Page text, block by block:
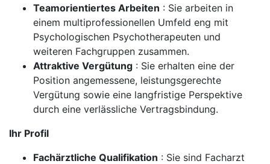
Teamorientiertes Arbeiten : Sie arbeiten in
einem multiprofessionellen Umfeld eng mit
Psychologischen Psychotherapeuten und
weiteren Fachgruppen zusammen.
Attraktive Vergütung : Sie erhalten eine der
Position angemessene, leistungsgerechte
Vergütung sowie eine langfristige Perspektive
durch eine verlässliche Vertragsbindung.
Ihr Profil
Fachärztliche Qualifikation : Sie sind Facharzt